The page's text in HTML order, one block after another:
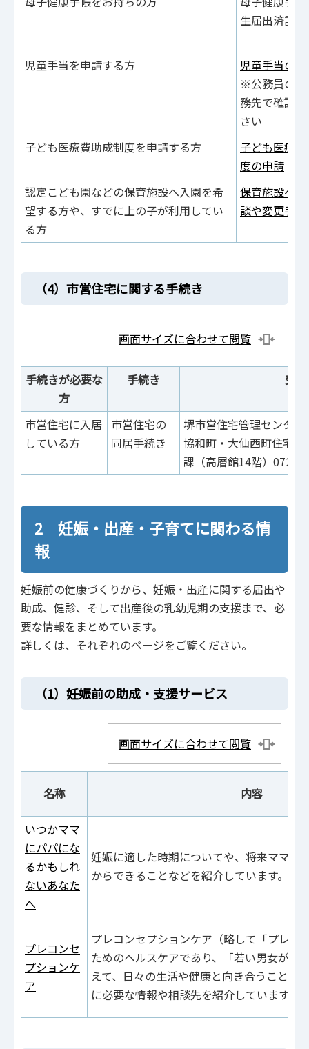
生届出済証明
児童手当を申請する方
児童手当の
※公務員の方
務先で確認
さい
子ども医療費助成制度を申請する方
子ども医療
度の申請
認定こども園などの保育施設へ入園を希
望する方や、すでに上の子が利用してい
る方
保育施設へ
談や変更手
（4）市営住宅に関する手続き
画面サイズに合わせて閲覧
手続きが必要な
方
手続き 受
市営住宅に入居
している方
市営住宅の
同居手続き
堺市営住宅管理センタ
協和町・大仙西町住宅
課（高層館14階）072-
2 妊娠‧出産‧⼦育てに関わる情
報
妊娠前の健康づくりから、妊娠・出産に関する届出や
助成、健診、そして出産後の乳幼児期の支援まで、必
要な情報をまとめています。
詳しくは、それぞれのページをご覧ください。
（1）妊娠前の助成・支援サービス
画面サイズに合わせて閲覧
名称 内容
いつかママ
にパパにな
るかもしれ
ないあなた
へ
妊娠に適した時期についてや、将来ママに
からできることなどを紹介しています。
プレコンセ
プションケ
ア
プレコンセプションケア（略して「プレコ
ためのヘルスケアであり、「若い男女が将
えて、日々の生活や健康と向き合うこと」
に必要な情報や相談先を紹介しています。